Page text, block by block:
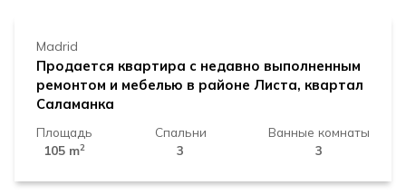
Madrid
Продается квартира с недавно выполненным
ремонтом и мебелью в районе Листа, квартал
Саламанка
Площадь
105 m2
Спальни
3
Ванные комнаты
3
1.899.000 €